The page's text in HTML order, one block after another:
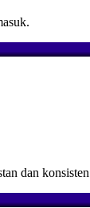
dan